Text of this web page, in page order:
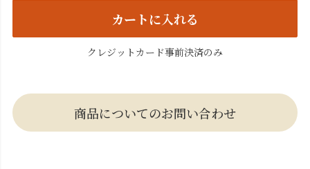
カートに入れる
クレジットカード事前決済のみ
商品についてのお問い合わせ